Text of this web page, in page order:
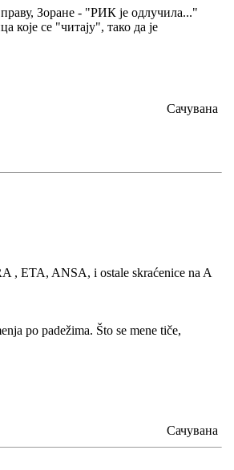
Зоране - "РИК је одлучила..."
се "читају", тако да је
Сачувана
, ETA, ANSA, i ostale skraćenice na A
po padežima. Što se mene tiče,
Сачувана